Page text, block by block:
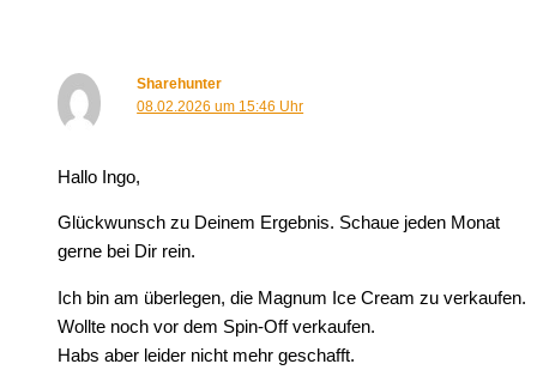
Sharehunter
08.02.2026 um 15:46 Uhr
Hallo Ingo,
Glückwunsch zu Deinem Ergebnis. Schaue jeden Monat
gerne bei Dir rein.
Ich bin am überlegen, die Magnum Ice Cream zu verkaufen.
Wollte noch vor dem Spin-Off verkaufen.
Habs aber leider nicht mehr geschafft.